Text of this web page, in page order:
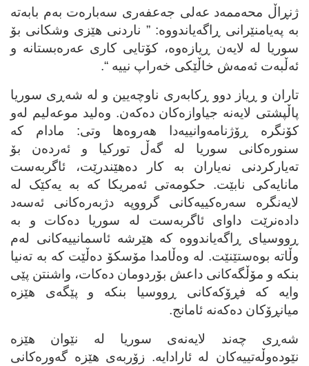
ژنڕاڵ محه‌ممه‌د عه‌لی جه‌عفه‌ری سه‌باره‌ت به‌م بابه‌ته‌
به‌ په‌یامنێرانی ڕاگه‌یاندووه‌: ” ناردنی هێزی وشکانی بۆ
سوریا له‌ لایه‌ن ڕیازه‌وه‌، کۆتایی کاری عه‌ره‌بستانه‌ و
ئه‌ڵبه‌ت ئه‌مه‌ش خاڵێکی خه‌راپ نییه‌ “.
تاران و ڕیاز دوو ڕکابه‌ری ناوچه‌یین و له‌ شه‌ڕی سوریا
پاڵپشتی لایه‌نه‌ جیاوازه‌کان ده‌که‌ن. وه‌لید موعه‌لیم له‌و
کۆنگره‌ ڕۆژنامه‌وانییه‌دا هه‌روه‌ها وتی: مادام که‌
سنوره‌کانی سوریا له‌ گه‌ڵ تورکیا و ئه‌رده‌ن بۆ
ته‌یارکردنی نه‌یاران به‌ کار ده‌هێندرێت، ئاگربه‌ست
مانایه‌کی نابێت. حکومه‌تی ئه‌مریکا که‌ به‌ یه‌کێک له‌
لایه‌نگره‌ سه‌ره‌کییه‌کانی گرووپه‌ دژبه‌ره‌کانی ئه‌سه‌د
داده‌نرێت داوای ئاگربه‌ست له‌ سوریا ده‌کات و به‌
ڕووسیای ڕاگه‌یاندووه‌ که‌ هێرشه‌ ئاسمانییه‌کانی له‌م
وڵاته‌ بوه‌ستێنێت. له‌ وه‌ڵامدا مۆسکۆ ده‌ڵێت که‌ به‌ ته‌نیا
بنکه‌ و مۆڵگه‌کانی داعش بۆردومان ده‌کات، واشنتن پێی
وایه‌ که‌ فڕۆکه‌کانی ڕووسیا بنکه‌ و پێگه‌ی هێزه‌
میانڕۆکان ده‌که‌نه‌ ئامانج.
شه‌ڕی چه‌ند لایه‌نه‌ی سوریا له‌ نێوان هێزه‌
نێوده‌وڵه‌تییه‌کان له‌ ئارادایه‌. زۆربه‌ی هێزه‌ گه‌وره‌کانی